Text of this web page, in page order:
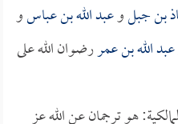
بن جبلوعبد الله بن عباسو
عبد الله بن عمررضوان الله على
هو ترجمان عن الله عز